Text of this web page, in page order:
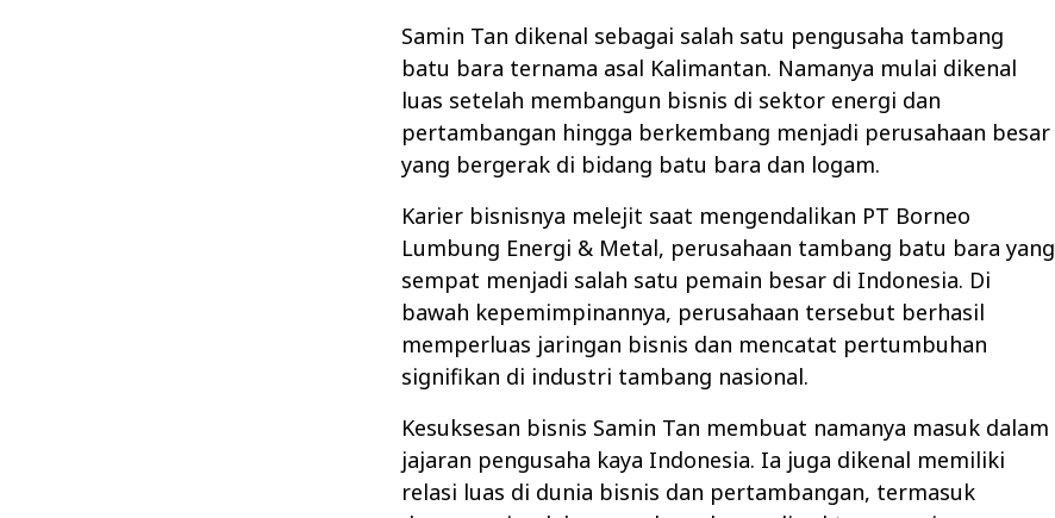
Samin Tan dikenal sebagai salah satu pengusaha tambang
batu bara ternama asal Kalimantan. Namanya mulai dikenal
luas setelah membangun bisnis di sektor energi dan
pertambangan hingga berkembang menjadi perusahaan besar
yang bergerak di bidang batu bara dan logam.
Karier bisnisnya melejit saat mengendalikan PT Borneo
Lumbung Energi & Metal, perusahaan tambang batu bara yang
sempat menjadi salah satu pemain besar di Indonesia. Di
bawah kepemimpinannya, perusahaan tersebut berhasil
memperluas jaringan bisnis dan mencatat pertumbuhan
signifikan di industri tambang nasional.
Kesuksesan bisnis Samin Tan membuat namanya masuk dalam
jajaran pengusaha kaya Indonesia. Ia juga dikenal memiliki
relasi luas di dunia bisnis dan pertambangan, termasuk